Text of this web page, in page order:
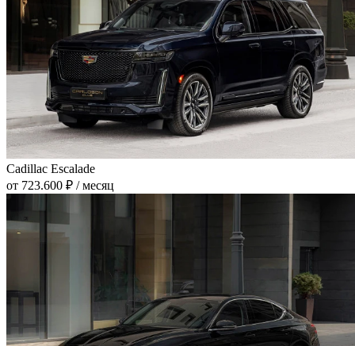
Cadillac Escalade
от 723.600 ₽ / месяц